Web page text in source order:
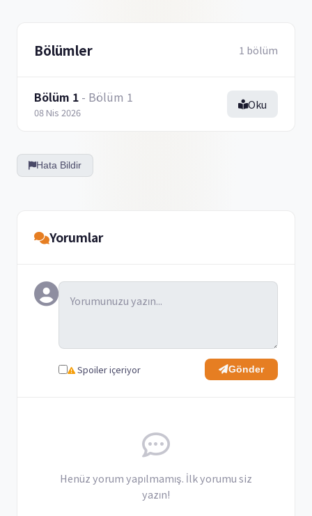
Bölümler 1 bölüm
Bölüm 1 - Bölüm 1
08 Nis 2026
Oku
Hata Bildir
Yorumlar
Spoiler içeriyor Gönder
Henüz yorum yapılmamış. İlk yorumu siz
yazın!